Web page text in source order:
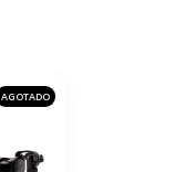
AGOTADO